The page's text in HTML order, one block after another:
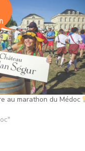
au marathon du Médoc